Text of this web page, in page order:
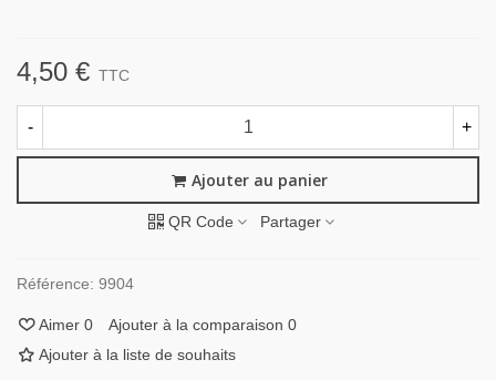
4,50 € TTC
- +
Ajouter au panier
QR Code Partager
Référence: 9904
Aimer 0 Ajouter à la comparaison 0
Ajouter à la liste de souhaits